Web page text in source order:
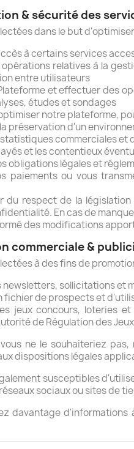
& sécurité des
dans le but
à certains services
relatives à la
entre utilisateurs
et effectuer des
études et sondages
notre plateforme,
préservation d'un
commerciales et
et les contentieux
obligations légales et
paiements ou vous
du respect de la
En cas de
des modifications
commerciale &
à des fins de
newsletters, sollicitations et
fichier de prospects et
jeux concours, loteries
de Régulation des
ne le souhaiteriez
dispositions légales
susceptibles
sociaux ou sites de
davantage